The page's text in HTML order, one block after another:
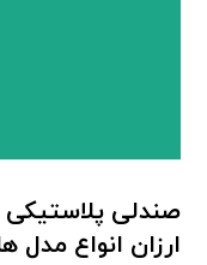
صندلی پلاستیکی
ارزان انواع مدل